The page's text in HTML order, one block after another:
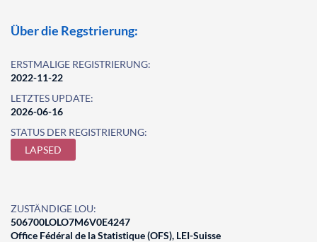
Über die Regstrierung:
ERSTMALIGE REGISTRIERUNG:
2022-11-22
LETZTES UPDATE:
2026-06-16
STATUS DER REGISTRIERUNG:
LAPSED
ZUSTÄNDIGE LOU:
506700LOLO7M6V0E4247
Office Fédéral de la Statistique (OFS), LEI-Suisse